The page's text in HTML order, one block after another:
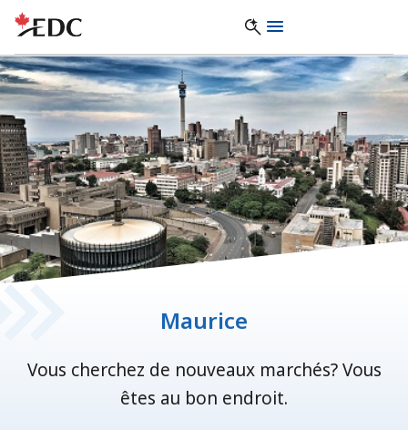
Maurice
Vous cherchez de nouveaux marchés? Vous
êtes au bon endroit.